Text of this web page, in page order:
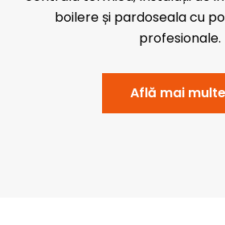
boilere și pardoseala cu
profesionale.
Află mai